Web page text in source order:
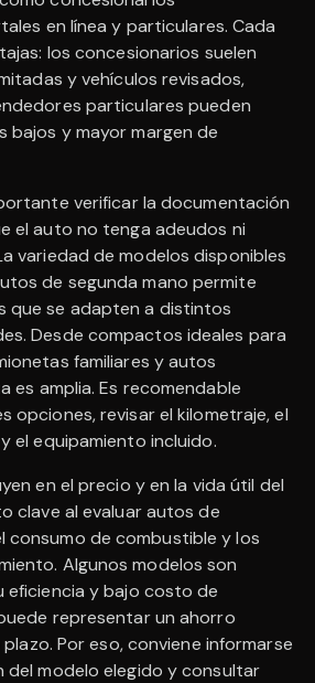
en línea y particulares. Cada
los concesionarios suelen
y vehículos revisados,
particulares pueden
bajos y mayor margen de
verificar la documentación
el auto no tenga adeudos ni
variedad de modelos disponibles
de segunda mano permite
que se adapten a distintos
Desde compactos ideales para
familiares y autos
es amplia. Es recomendable
opciones, revisar el kilometraje, el
el equipamiento incluido.
en el precio y en la vida útil del
clave al evaluar autos de
consumo de combustible y los
Algunos modelos son
y bajo costo de
representar un ahorro
Por eso, conviene informarse
del modelo elegido y consultar